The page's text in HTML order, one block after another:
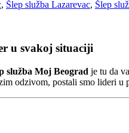
, Šlep služba Lazarevac, Šlep
u svakoj situaciji
služba Moj Beograd je tu da
odzivom, postali smo lideri u